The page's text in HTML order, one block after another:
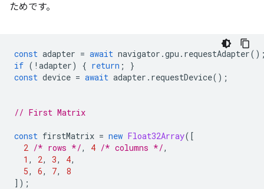
ためです。
const adapter = await navigator .gpu . requestAdapter
if ( ! adapter) { return ;
}
const device = await adapter . requestDevice();
// First Matrix
const firstMatrix = new Float32Array([
2 /* rows */, 4 /* columns */,
1 , 2, 3, 4,
5, 6, 7,
8
]);